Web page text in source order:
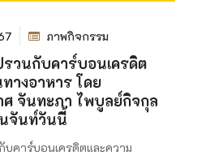
ภาพกิจกรรม
วนกับคาร์บอนเครดิต
างอาหาร โดย
ศ จันทะภา ไพบูลย์กิจกุล
จันท์วันนี้
บคาร์บอนเครดิตและความ